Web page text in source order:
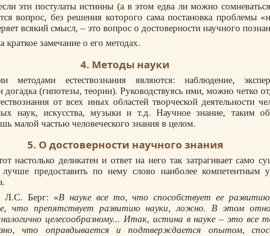
эти постулаты истинны (а в этом едва ли можно
вопрос, без решения которого сама постановка проблемы
всякий смысл, – это вопрос о достоверности научного
краткое замечание о его методах.
4. Методы науки
методами естествознания являются: наблюдение,
догадка (гипотезы, теории). Руководствуясь ими, можно четко
от всех иных областей творческой деятельности
наук, искусства, музыки и т.д. Научное знание, таким
малой частью человеческого знания в целом.
5. О достоверности научного знания
настолько деликатен и ответ на него так затрагивает само
предоставить по нему слово наиболее компетентным
Л.С. Берг: «В науке все то, что способствует ее
что препятствует развитию науки, ложно. В этом
целесообразному... Итак, истина в науке – это все
что оправдывается и подтверждается опытом,